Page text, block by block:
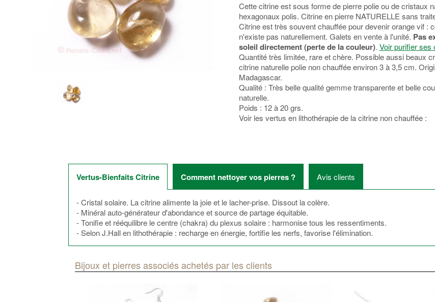
Cette citrine est sous forme de pierre polie ou de cristaux
hexagonaux polis. Citrine en pierre NATURELLE sans
Citrine est très souvent chauffée pour devenir orange vif :
n'existe pas naturellement. Galets en vente à l'unité. Pas
soleil directement (perte de la couleur). Voir purifier ses
Quantité très limitée, rare et chère. Possible aussi beaux
citrine naturelle polie non chauffée environ 3 à 3,5 cm.
Madagascar.
Qualité : Très belle qualité gemme transparente et belle
naturelle.
Poids : 12 à 20 grs.
Voir les vertus en lithothérapie de la citrine non chauffée :
Vertus-Bienfaits Citrine Comment nettoyer vos pierres ? Avis clients
- Cristal solaire. La citrine alimente la joie et le lacher-prise. Dissout la colère.
- Minéral auto-générateur d'abondance et source de partage équitable.
- Tonifie et rééquilibre le centre (chakra) du plexus solaire : harmonise tous les ressentiments.
- Selon J.Hall en lithothérapie : recharge en énergie, fortifie les nerfs, favorise l'élimination.
Bijoux et pierres associés achetés par les clients